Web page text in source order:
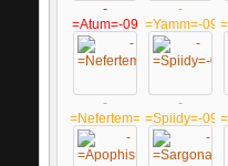
-
=Atum=-09
-
=Yamm=-09
-
=Nefertem=-09
-
=Spiidy=-09